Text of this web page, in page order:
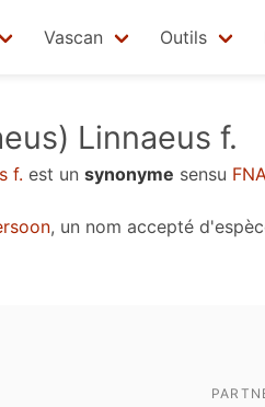
Vascan Outils
Linnaeus f.
f. est un synonyme sensu
, un nom accepté